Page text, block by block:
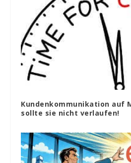
Kundenkommunikation auf
sollte sie nicht verlaufen!